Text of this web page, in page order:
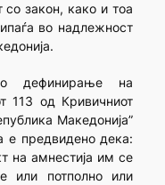
закон, како и тоа
во надлежност
дефинирање на
113 од Кривичниот
Македонија”
е предвидено дека:
на амнестија им се
или потполно или